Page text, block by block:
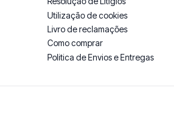
Utilização de cookies
Livro de reclamações
Como comprar
Politica de Envios e Entregas